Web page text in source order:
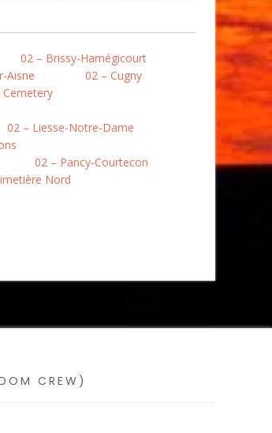
02 – Brissy-Hamégicourt
Aisne
02 – Cugny
Cemetery
02 – Liesse-Notre-Dame
02 – Pancy-Courtecon
Nord
CREW)